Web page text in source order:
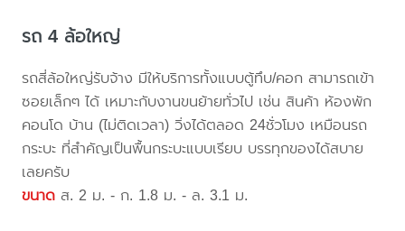
รถ 4 ล้อใหญ่
รถสี่ล้อใหญ่รับจ้าง มีให้บริการทั้งแบบตู้ทึบ/คอก สามารถเข้า
ซอยเล็กๆ ได้ เหมาะกับงานขนย้ายทั่วไป เช่น สินค้า ห้องพัก
คอนโด บ้าน (ไม่ติดเวลา) วิ่งได้ตลอด 24ชั่วโมง เหมือนรถ
กระบะ ที่สำคัญเป็นพื้นกระบะแบบเรียบ บรรทุกของได้สบาย
เลยครับ
ขนาด ส. 2 ม. - ก. 1.8 ม. - ล. 3.1 ม.